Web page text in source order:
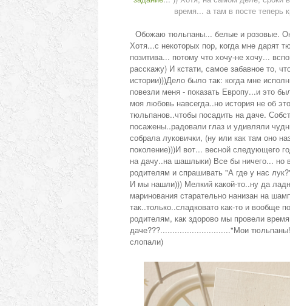
время... а там в посте теперь
Обожаю тюльпаны... белые и розовые.
Хотя...с некоторых пор, когда мне дарят
позитива... потому что хочу-не хочу...
расскажу) И кстати, самое забавное то,
истории)))Дело было так: когда мне
повезли меня - показать Европу...и это
моя любовь навсегда..но история не об
тюльпанов..чтобы посадить на даче.
посажены..радовали глаз и удивляли
собрала луковички, (ну или как там оно
поколение)))И вот... весной следующего
на дачу..на шашлыки) Все бы ничего... но
родителям и спрашивать "А где у нас
И мы нашли))) Мелкий какой-то..ну да
маринования старательно нанизан на
так..только..сладковато как-то и вообще
родителям, как здорово мы провели
даче???............................."Мои
слопали)